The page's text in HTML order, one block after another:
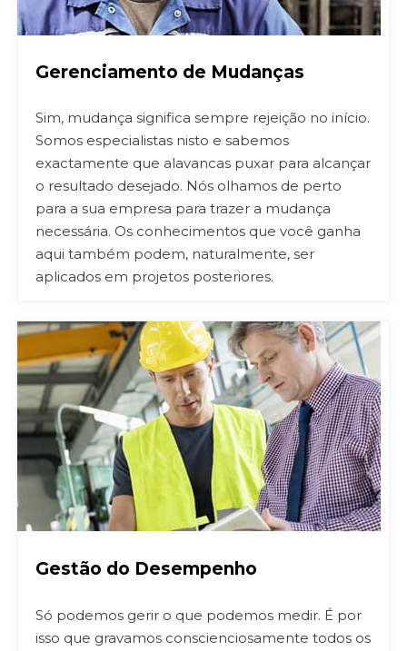
Gerenciamento de Mudanças
Sim, mudança significa sempre rejeição no início.
Somos especialistas nisto e sabemos
exactamente que alavancas puxar para alcançar
o resultado desejado. Nós olhamos de perto
para a sua empresa para trazer a mudança
necessária. Os conhecimentos que você ganha
aqui também podem, naturalmente, ser
aplicados em projetos posteriores.
Gestão do Desempenho
Só podemos gerir o que podemos medir. É por
isso que gravamos conscienciosamente todos os